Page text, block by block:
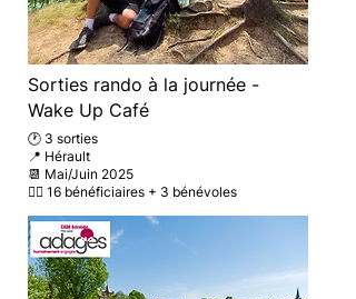
Sorties rando à la journée -
Wake Up Café
🕐 3 sorties
📍 Hérault
📆 Mai/Juin 2025
🚶‍♂️ 16 bénéficiaires + 3 bénévoles